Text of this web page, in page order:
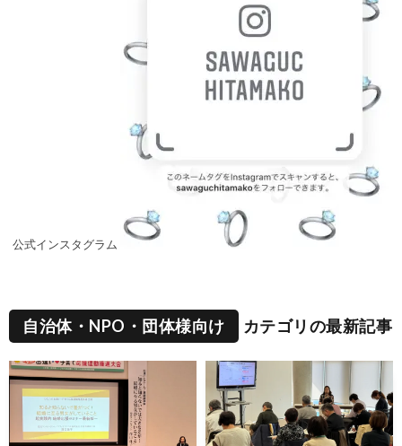
公式インスタグラム
自治体・NPO・団体様向け カテゴリの最新記事